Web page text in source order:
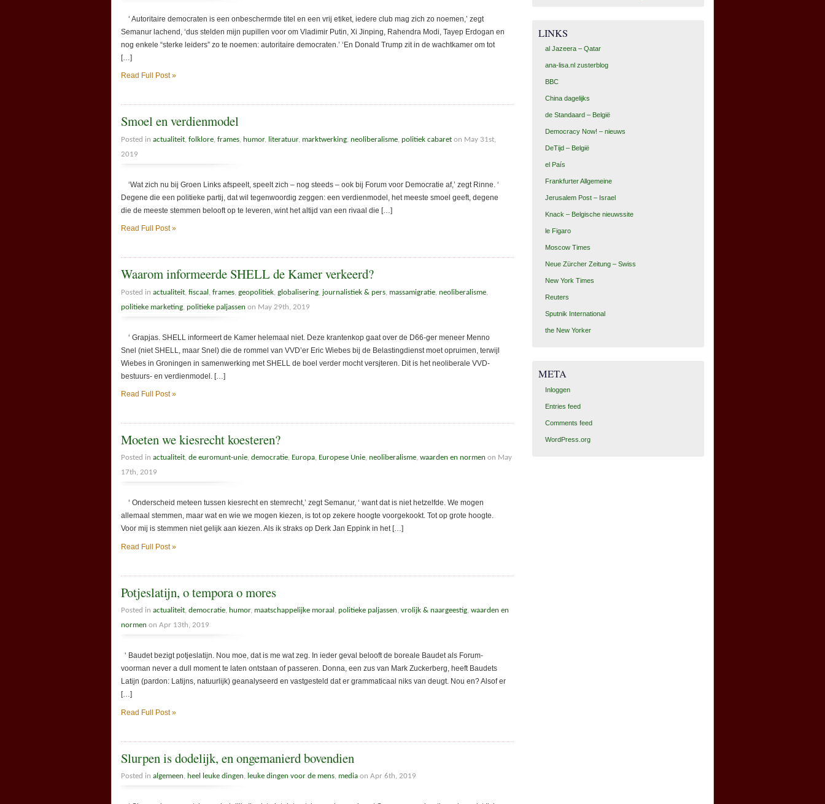
‘ Autoritaire democraten is een onbeschermde titel en een vrij etiket, iedere club mag zich zo noemen,’ zegt
Semanur lachend, ‘dus stelden mijn pupillen voor om Vladimir Putin, Xi Jinping, Rahendra Modi, Tayep Erdogan en
nog enkele “sterke leiders” zo te noemen: autoritaire democraten.’ ‘En Donald Trump zit in de wachtkamer om tot
[…]
Read Full Post »
Smoel en verdienmodel
Posted in actualiteit folklore frames humor, literatuur, marktwerking neoliberalisme politiek cabaret on May 31st,
2019
‘Wat zich nu bij Groen Links afspeelt, speelt zich – nog steeds – ook bij Forum voor Democratie af,’ zegt Rinne. ‘
Degene die een politieke partij, dat wil tegenwoordig zeggen: een verdienmodel, het meeste smoel geeft, degene
die de meeste stemmen belooft op te leveren, wint het altijd van een rivaal die […]
Read Full Post »
Waarom informeerde SHELL de Kamer verkeerd?
Posted in actualiteit fiscaal frames geopolitiek globalisering journalistiek & pers massamigratie neoliberalisme
politieke marketing politieke paljassen on May 29th, 2019
‘ Grapjas. SHELL informeert de Kamer helemaal niet. Deze krantenkop gaat over de D66-ger meneer Menno
Snel (niet SHELL, maar Snel) die de rommel van VVD’er Eric Wiebes bij de Belastingdienst moet opruimen, terwijl
Wiebes in Groningen in samenwerking met SHELL de boel verder mocht versjteren. Dit is het neoliberale VVD-
bestuurs- en verdienmodel. […]
Read Full Post »
Moeten we kiesrecht koesteren?
Posted in actualiteit, de euromunt-unie, democratie, Europa, Europese Unie, neoliberalisme, waarden en normen on May
17th, 2019
‘ Onderscheid meteen tussen kiesrecht en stemrecht,’ zegt Semanur, ‘ want dat is niet hetzelfde. We mogen
allemaal stemmen, maar wat en wie we mogen kiezen, is tot op zekere hoogte voorgekookt. Tot op grote hoogte.
Voor mij is stemmen niet gelijk aan kiezen. Als ik straks op Derk Jan Eppink in het […]
Read Full Post »
Potjeslatijn, o tempora o mores
Posted in actualiteit, democratie, humor, maatschappelijke moraal , politieke paljassen, vrolijk & naargeestig, waarden en
normen on Apr 13th, 2019
‘ Baudet bezigt potjeslatijn. Nou moe, dat is me wat zeg. In ieder geval belooft de boreale Baudet als Forum-
voorman never a dull moment te laten ontstaan of passeren. Donna, een zus van Mark Zuckerberg, heeft Baudets
Latijn (pardon: Latijns, natuurlijk) geanalyseerd en vastgesteld dat er grammaticaal niks van deugt. Nou en? Alsof er
[…]
Read Full Post »
Slurpen is dodelijk, en ongemanierd bovendien
Posted in algemeen, heel leuke dingen, leuke dingen voor de mens, media on Apr 6th, 2019
LINKS
al Jazeera – Qatar
ana-lisa.nl zusterblog
BBC
China dagelijks
de Standaard – België
Democracy Now! – nieuws
DeTijd – België
el País
Frankfurter Allgemeine
Jerusalem Post – Israel
Knack – Belgische nieuwssite
le Figaro
Moscow Times
Neue Zürcher Zeitung – Swiss
New York Times
Reuters
Sputnik International
the New Yorker
META
Inloggen
Entries feed
Comments feed
WordPress.org